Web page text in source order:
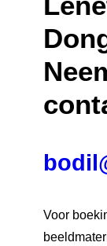
Voor